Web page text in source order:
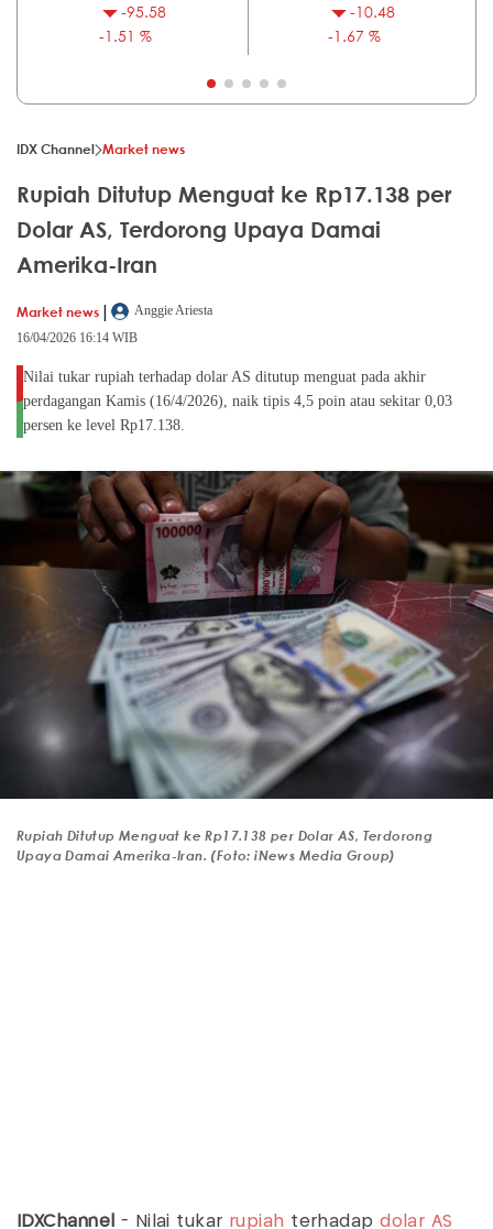
-95.58
-1.51 %
-10.48
-1.67 %
IDX Channel Market news
Rupiah Ditutup Menguat ke Rp17.138 per
Dolar AS, Terdorong Upaya Damai
Amerika-Iran
Market news |
Anggie Ariesta
16/04/2026 16:14 WIB
Nilai tukar rupiah terhadap dolar AS ditutup menguat pada akhir
perdagangan Kamis (16/4/2026), naik tipis 4,5 poin atau sekitar 0,03
persen ke level Rp17.138.
Rupiah Ditutup Menguat ke Rp17.138 per Dolar AS, Terdorong
Upaya Damai Amerika-Iran. (Foto: iNews Media Group)
IDXChannel - Nilai tukar rupiah terhadapdolar AS